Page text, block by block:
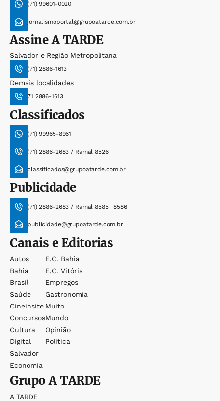
(71) 99601-0020
jornalismoportal@grupoatarde.com.br
AssineA TARDE
Salvador e Região Metropolitana
(71) 2886-1613
Demais localidades
71 2886-1613
Classificados
(71) 99965-8961
(71) 2886-2683 / Ramal 8526
classificados@grupoatarde.com.br
Publicidade
(71) 2886-2683 / Ramal 8585 | 8586
publicidade@grupoatarde.com.br
Canais e Editorias
Autos
Bahia
Brasil
Saúde
Cineinsite
Concursos
Cultura
Digital
Salvador
Economia
E.c. Bahia
E.c. Vitória
Empregos
Gastronomia
Muito
Mundo
Opinião
Política
GrupoA TARDE
A TARDE